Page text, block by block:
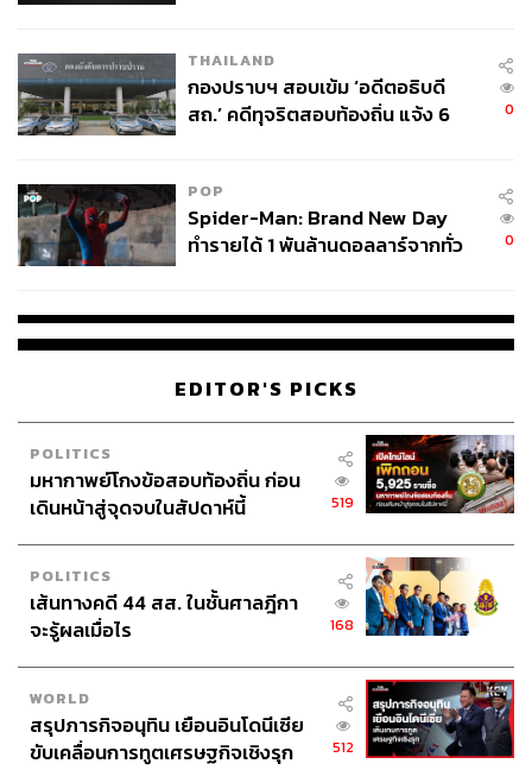
THAILAND
กองปราบฯ สอบเข้ม ‘อดีตอธิบดี
สถ.’ คดีทุจริตสอบท้องถิ่น แจ้ง 6
0
POP
Spider-Man: Brand New Day
ทำรายได้ 1 พันล้านดอลลาร์จากทั่ว
0
EDITOR'S PICKS
POLITICS
มหากาพย์โกงข้อสอบท้องถิ่น ก่อน
เดินหน้าสู่จุดจบในสัปดาห์นี้
519
POLITICS
เส้นทางคดี 44 สส. ในชั้นศาลฎีกา
จะรู้ผลเมื่อไร
168
WORLD
สรุปภารกิจอนุทิน เยือนอินโดนีเซีย
ขับเคลื่อนการทูตเศรษฐกิจเชิงรุก
512